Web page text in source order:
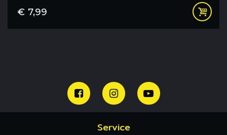
€ 7,99
Service